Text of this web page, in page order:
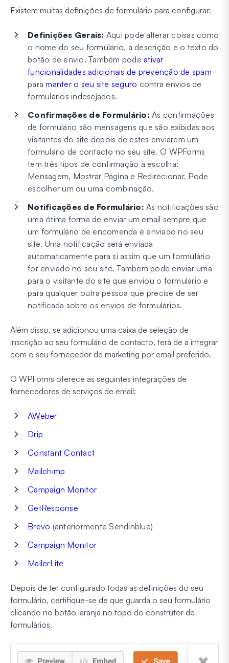
Existem muitas definições de formulário para configurar:
Definições Gerais: Aqui pode alterar coisas como
o nome do seu formulário, a descrição e o texto do
botão de envio. Também pode ativar
funcionalidades adicionais de prevenção de spam
paramanter o seu site seguro contra envios de
formulários indesejados.
Confirmações de Formulário: As confirmações
de formulário são mensagens que são exibidas aos
visitantes do site depois de estes enviarem um
formulário de contacto no seu site. O WPForms
tem três tipos de confirmação à escolha:
Mensagem, Mostrar Página e Redirecionar. Pode
escolher um ou uma combinação.
Notificações de Formulário: As notificações são
uma ótima forma de enviar um email sempre que
um formulário de encomenda é enviado no seu
site. Uma notificação será enviada
automaticamente para si assim que um formulário
for enviado no seu site. Também pode enviar uma
para o visitante do site que enviou o formulário e
para qualquer outra pessoa que precise de ser
notificada sobre os envios de formulários.
Além disso, se adicionou uma caixa de seleção de
inscrição ao seu formulário de contacto, terá de a integrar
com o seu fornecedor de marketing por email preferido.
O WPForms oferece as seguintes integrações de
fornecedores de serviços de email:
AWeber
Drip
Constant Contact
Mailchimp
Campaign Monitor
GetResponse
Brevo (anteriormente Sendinblue)
Campaign Monitor
MailerLite
Depois de ter configurado todas as definições do seu
formulário, certifique-se de que guarda o seu formulário
clicando no botão laranja no topo do construtor de
formulários.